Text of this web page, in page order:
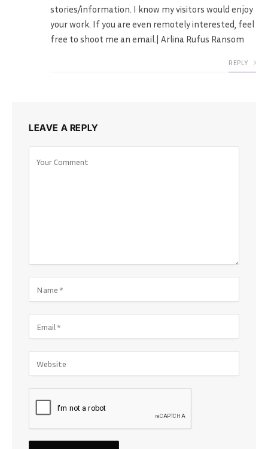
stories/information. I know my visitors would enjoy
your work. If you are even remotely interested, feel
free to shoot me an email.| Arlina Rufus Ransom
REPLY
LEAVE A REPLY